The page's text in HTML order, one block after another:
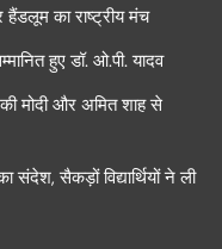
हैंडलूम का राष्ट्रीय मंच
हुए डॉ. ओ.पी. यादव
मोदी और अमित शाह से
सैकड़ों विद्यार्थियों ने ली